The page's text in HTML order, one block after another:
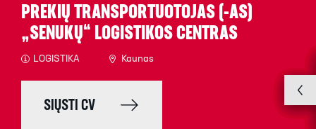
PREKIŲ TRANSPORTUOTOJAS (-AS)
„SENUKŲ“ LOGISTIKOS CENTRAS
LOGISTIKA Kaunas
SIŲSTI CV